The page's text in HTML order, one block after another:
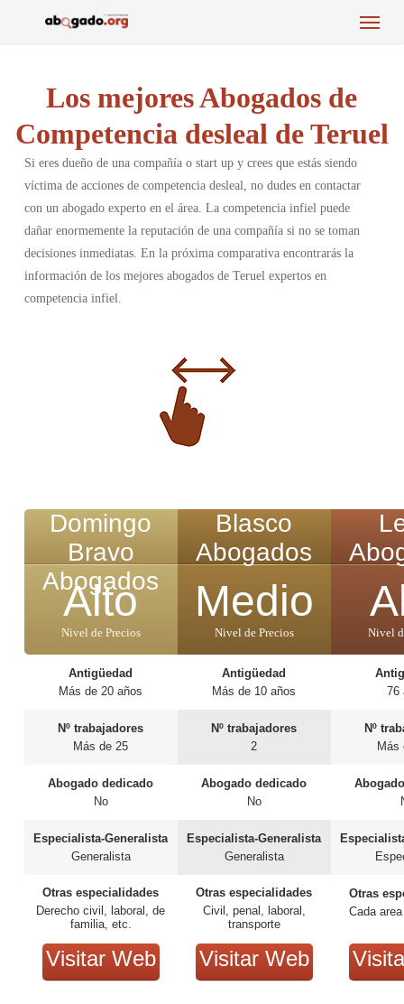
Menu
Los mejores Abogados de
Competencia desleal de Teruel
Si eres dueño de una compañía o start up y crees que estás siendo
víctima de acciones de competencia desleal, no dudes en contactar
con un abogado experto en el área. La competencia infiel puede
dañar enormemente la reputación de una compañía si no se toman
decisiones inmediatas. En la próxima comparativa encontrarás la
información de los mejores abogados de Teruel expertos en
competencia infiel.
Domingo
Bravo
Abogados
Alto
Nivel de Precios
Antigüedad
Más de 20 años
Nº trabajadores
Más de 25
Abogado dedicado
No
Especialista-Generalista
Generalista
Otras especialidades
Derecho civil, laboral, de
familia, etc.
Visitar Web
Blasco
Abogados
Medio
Nivel de Precios
Antigüedad
Más de 10 años
Nº trabajadores
2
Abogado dedicado
No
Especialista-Generalista
Generalista
Otras especialidades
Civil, penal, laboral,
transporte
Visitar Web
Nivel
76
Nº
Más
Otras
Cada